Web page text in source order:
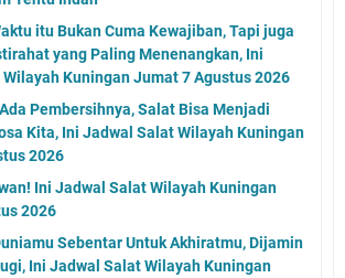
itu Bukan Cuma Kewajiban, Tapi juga
yang Paling Menenangkan, Ini
Kuningan Jumat 7 Agustus 2026
Pembersihnya, Salat Bisa Menjadi
Kita, Ini Jadwal Salat Wilayah Kuningan
2026
Ini Jadwal Salat Wilayah Kuningan
2026
Sebentar Untuk Akhiratmu, Dijamin
Ini Jadwal Salat Wilayah Kuningan